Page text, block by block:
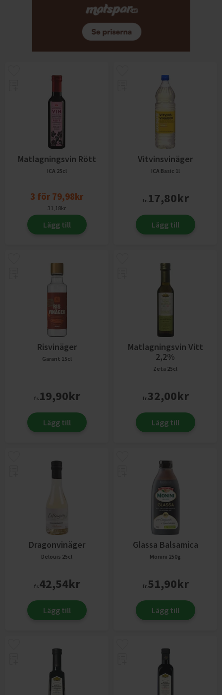
Matlagningsvin Rött
ICA 25cl
3 för 79,98kr
31,18kr
Lägg till
Vitvinsvinäger
ICA Basic 1l
fr. 17,80kr
Lägg till
Risvinäger
Garant 15cl
fr. 19,90kr
Lägg till
Matlagningsvin Vitt
2,2%
Zeta 25cl
fr.32,00kr
Lägg till
Dragonvinäger
Delouis 25cl
fr.42,54kr
Lägg till
Glassa Balsamica
Monini 250g
fr.51,90kr
Lägg till